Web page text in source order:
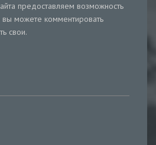
предоставляем возможность
можете комментировать
свои.